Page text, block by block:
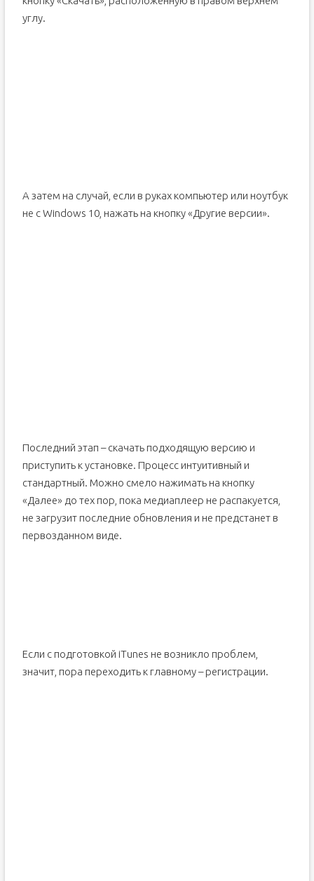
углу.
А затем на случай, если в руках компьютер или ноутбук
не с Windows 10, нажать на кнопку «Другие версии».
Последний этап – скачать подходящую версию и
приступить к установке. Процесс интуитивный и
стандартный. Можно смело нажимать на кнопку
«Далее» до тех пор, пока медиаплеер не распакуется,
не загрузит последние обновления и не предстанет в
первозданном виде.
Если с подготовкой iTunes не возникло проблем,
значит, пора переходить к главному – регистрации.